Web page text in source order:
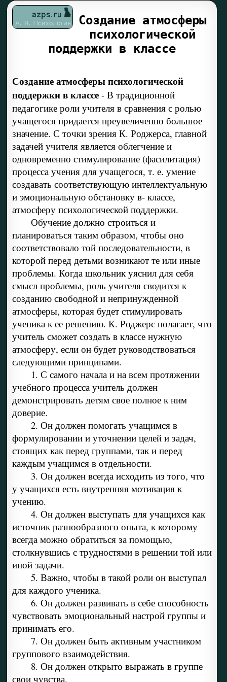
Создание атмосферы
психологической
поддержки в классе
Создание атмосферы психологической
поддержки в классе- В традиционной
педагогике роли учителя в сравнения с ролью
учащегося придается преувеличенно большое
значение. С точки зрения К. Роджерса, главной
задачей учителя является облегчение и
одновременно стимулирование (фасилитация)
процесса учения для учащегося, т. е. умение
создавать соответствующую интеллектуальную
и эмоциональную обстановку в- классе,
атмосферу психологической поддержки.
Обучение должно строиться и
планироваться таким образом, чтобы оно
соответствовало той последовательности, в
которой перед детьми возникают те или иные
проблемы. Когда школьник уяснил для себя
смысл проблемы, роль учителя сводится к
созданию свободной и непринужденной
атмосферы, которая будет стимулировать
ученика к ее решению. К. Роджерс полагает, что
учитель сможет создать в классе нужную
атмосферу, если он будет руководствоваться
следующими принципами.
1. С самого начала и на всем протяжении
учебного процесса учитель должен
демонстрировать детям свое полное к ним
доверие.
2. Он должен помогать учащимся в
формулировании и уточнении целей и задач,
стоящих как перед группами, так и перед
каждым учащимся в отдельности.
3. Он должен всегда исходить из того, что
у учащихся есть внутренняя мотивация к
учению.
4. Он должен выступать для учащихся как
источник разнообразного опыта, к которому
всегда можно обратиться за помощью,
столкнувшись с трудностями в решении той или
иной задачи.
5. Важно, чтобы в такой роли он выступал
для каждого ученика.
6. Он должен развивать в себе способность
чувствовать эмоциональный настрой группы и
принимать его.
7. Он должен быть активным участником
группового взаимодействия.
8. Он должен открыто выражать в группе
свои чувства.